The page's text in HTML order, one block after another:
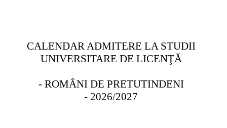
CALENDAR ADMITERE LA STUDII
UNIVERSITARE DE LICENŢĂ
- ROMÂNI DE PRETUTINDENI
- 2026/2027